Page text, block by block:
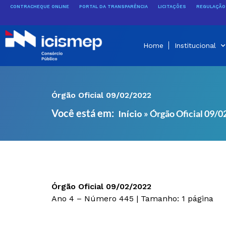
conteúdo
CONTRACHEQUE ONLINE PORTAL DA TRANSPARÊNCIA LICITAÇÕES
Home Institucional
Órgão Oficial 09/02/2022
Você está em: Início »Órgão Oficial 09/
Órgão Oficial 09/02/2022
Ano 4 – Número 445 | Tamanho: 1 página